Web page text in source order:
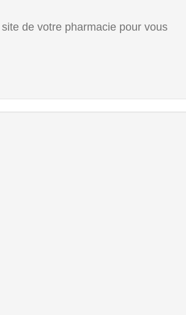
de votre pharmacie pour vous